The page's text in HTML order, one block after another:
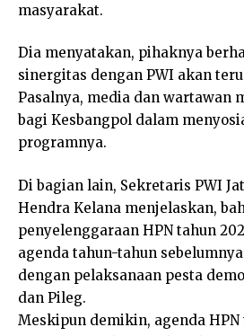
masyarakat.
Dia menyatakan, pihaknya
sinergitas dengan PWI akan
Pasalnya, media dan wartawan
bagi Kesbangpol dalam
programnya.
Di bagian lain, Sekretaris PWI
Hendra Kelana menjelaskan,
penyelenggaraan HPN tahun
agenda tahun-tahun
dengan pelaksanaan pesta
dan Pileg.
Meskipun demikin, agenda